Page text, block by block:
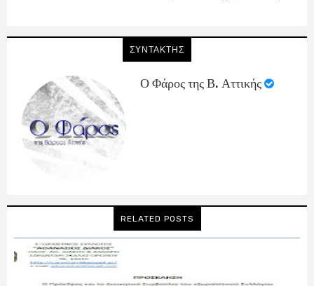
ΣΥΝΤΑΚΤΗΣ
Ο Φάρος της Β. Αττικής
RELATED POSTS